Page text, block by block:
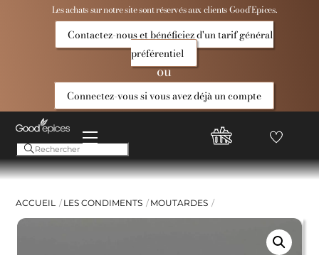
Les achats sur notre site sont réservés aux clients Good’Epices.
Contactez-nous et bénéficiez d'un tarif général
préférentiel
ou
Connectez-vous si vous avez déjà un compte
Menu
Compte
Good
Favoris
ACCUEIL LES CONDIMENTS MOUTARDES